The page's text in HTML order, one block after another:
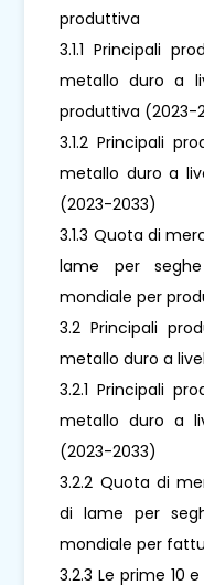
produttiva
3.1.1 Principali
metallo duro a
produttiva (2023-
3.1.2 Principali
metallo duro a
(2023-2033)
3.1.3 Quota di
lame per
mondiale per
3.2 Principali
metallo duro a
3.2.1 Principali
metallo duro a
(2023-2033)
3.2.2 Quota di
di lame per
mondiale per
3.2.3 Le prime 10